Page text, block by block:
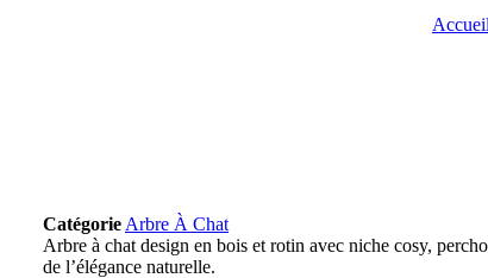
Accueil
Catégorie Arbre À Chat
Arbre à chat design en bois et rotin avec niche cosy,
de l’élégance naturelle.